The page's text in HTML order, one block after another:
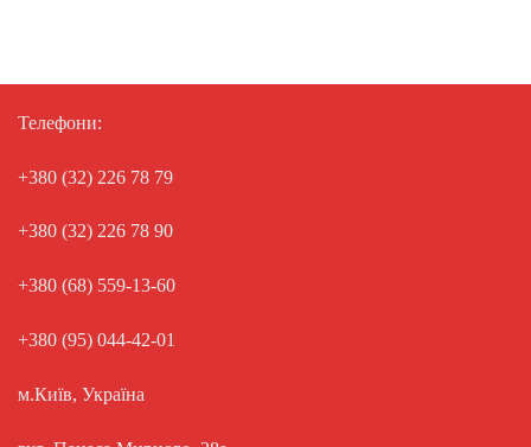
Телефони:
+380 (32) 226 78 79
+380 (32) 226 78 90
+380 (68) 559-13-60
+380 (95) 044-42-01
м.Київ, Україна